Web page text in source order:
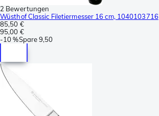
2 Bewertungen
Wüsthof Classic Filetiermesser 16 cm, 1040103716
85,50 €
95,00 €
-10 %Spare9,50